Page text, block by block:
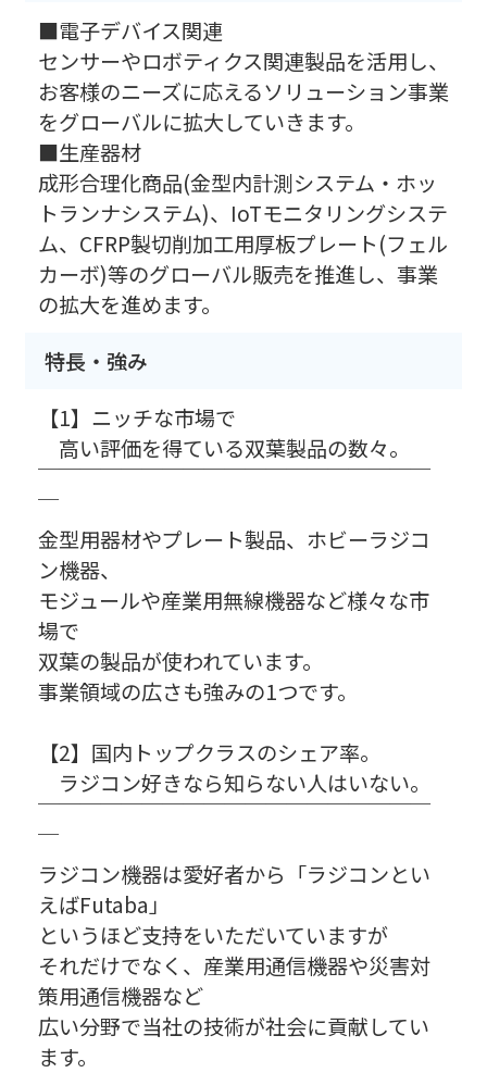
■電子デバイス関連
センサーやロボティクス関連製品を活用し、
お客様のニーズに応えるソリューション事業
をグローバルに拡大していきます。
■生産器材
成形合理化商品(金型内計測システム・ホッ
トランナシステム)、IoTモニタリングシステ
ム、CFRP製切削加工用厚板プレート(フェル
カーボ)等のグローバル販売を推進し、事業
の拡大を進めます。
特長・強み
【1】ニッチな市場で
高い評価を得ている双葉製品の数々。
￣￣￣￣￣￣￣￣￣￣￣￣￣￣￣￣￣￣￣
￣
金型用器材やプレート製品、ホビーラジコ
ン機器、
モジュールや産業用無線機器など様々な市
場で
双葉の製品が使われています。
事業領域の広さも強みの1つです。
【2】国内トップクラスのシェア率。
ラジコン好きなら知らない人はいない。
￣￣￣￣￣￣￣￣￣￣￣￣￣￣￣￣￣￣￣
￣
ラジコン機器は愛好者から「ラジコンとい
えばFutaba」
というほど支持をいただいていますが
それだけでなく、産業用通信機器や災害対
策用通信機器など
広い分野で当社の技術が社会に貢献してい
ます。